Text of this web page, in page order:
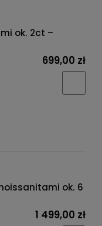
ok. 2ct –
699,00 zł
ok. 6
1 499,00 zł